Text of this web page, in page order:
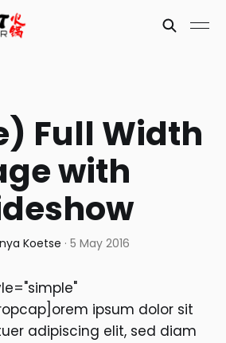
Full Width
with
Koetse · 5 May 2016
ipsum dolor sit
adipiscing elit, sed diam